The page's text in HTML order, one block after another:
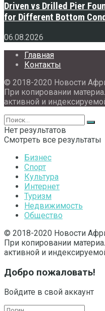
Driven vs Drilled Pier
for Different Bottom
06.08.2026
Главная
Контакты
© 2018-2020 Новости
При копировании
активной и
Нет результатов
Смотреть все результаты
Бизнес
Спорт
Культура
Интернет
Туризм
Недвижимость
Общество
© 2018-2020 Новости
При копировании
активной и
Добро пожаловать!
Войдите в свой аккаунт